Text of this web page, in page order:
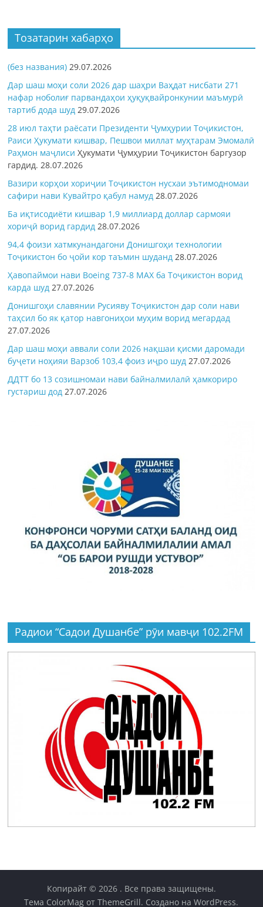
Тозатарин хабарҳо
(без названия) 29.07.2026
Дар шаш моҳи соли 2026 дар шаҳри Ваҳдат нисбати 271
нафар ноболиғ парвандаҳои ҳуқуқвайронкунии маъмурӣ
тартиб дода шуд 29.07.2026
28 июл таҳти раёсати Президенти Ҷумҳурии Тоҷикистон,
Раиси Ҳукумати кишвар, Пешвои миллат муҳтарам Эмомалӣ
Раҳмон маҷлисиҲукумати Ҷумҳурии Тоҷикистон баргузор
гардид.28.07.2026
Вазири корҳои хориҷии Тоҷикистон нусхаи эътимодномаи
сафири нави Кувайтро қабул намуд 28.07.2026
Ба иқтисодиёти кишвар 1,9 миллиард доллар сармояи
хориҷӣ ворид гардид 28.07.2026
94,4 фоизи хатмкунандагони Донишгоҳи технологии
Тоҷикистон бо ҷойи кор таъмин шуданд 28.07.2026
Ҳавопаймои нави Boeing 737-8 MAX ба Тоҷикистон ворид
карда шуд 27.07.2026
Донишгоҳи славянии Русияву Тоҷикистон дар соли нави
таҳсил бо як қатор навгониҳои муҳим ворид мегардад
27.07.2026
Дар шаш моҳи аввали соли 2026 нақшаи қисми даромади
буҷети ноҳияи Варзоб 103,4 фоиз иҷро шуд 27.07.2026
ДДТТ бо 13 созишномаи нави байналмилалӣ ҳамкориро
густариш дод 27.07.2026
Радиои “Садои Душанбе” рӯи мавҷи 102.2FM
Копирайт © 2026 . Все права защищены.
Тема ColorMag от ThemeGrill. Создано наWordPress.